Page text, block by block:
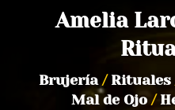
Amelia
Brujería /Rituales
Mal de Ojo /